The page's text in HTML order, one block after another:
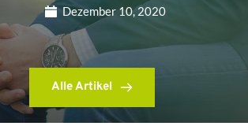
Dezember 10, 2020
Alle Artikel